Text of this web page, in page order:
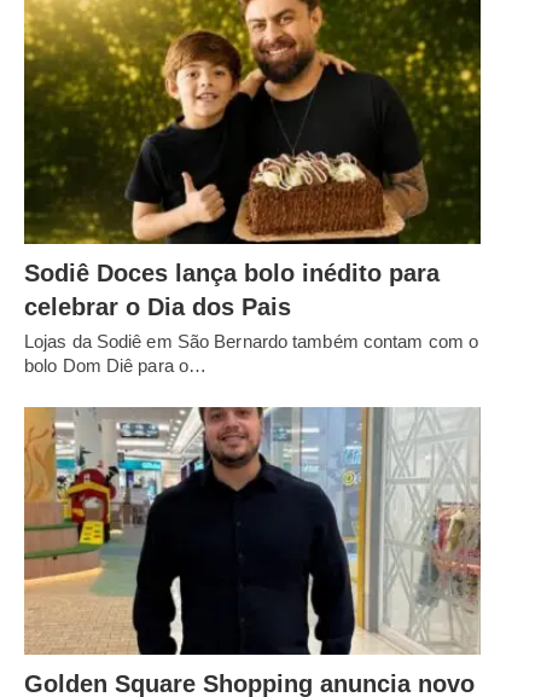
Sodiê Doces lança bolo inédito para
celebrar o Dia dos Pais
Lojas da Sodiê em São Bernardo também contam com o
bolo Dom Diê para o…
Golden Square Shopping anuncia novo